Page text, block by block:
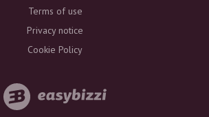
Terms of use
Privacy notice
Cookie Policy